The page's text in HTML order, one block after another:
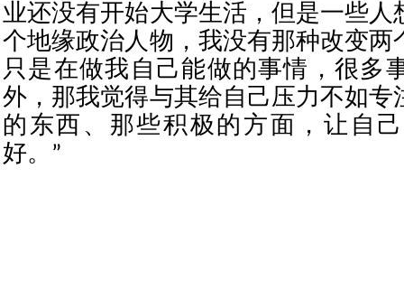
业还没有开始大学生活，但是一些人
个地缘政治人物，我没有那种改变两
只是在做我自己能做的事情，很多
外，那我觉得与其给自己压力不如专
的东西、那些积极的方面，让自
好。”